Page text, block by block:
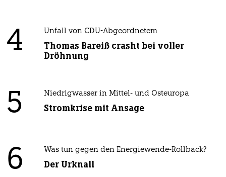
4 Unfall von CDU-Abgeordnetem
Thomas Bareiß crasht bei voller
Dröhnung
5 Niedrigwasser in Mittel- und Osteuropa
Stromkrise mit Ansage
6 Was tun gegen den Energiewende-Rollback?
Der Urknall